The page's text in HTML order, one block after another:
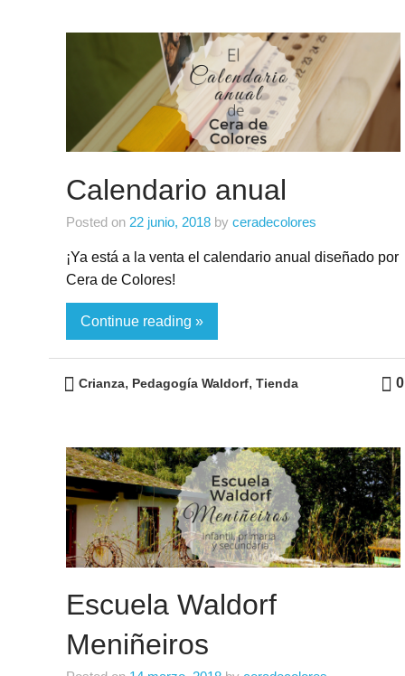
Calendario anual
Posted on 22 junio, 2018by ceradecolores
¡Ya está a la venta el calendario anual diseñado por
Cera de Colores!
Continue reading »
0
Crianza, Pedagogía Waldorf, Tienda
Escuela Waldorf
Meniñeiros